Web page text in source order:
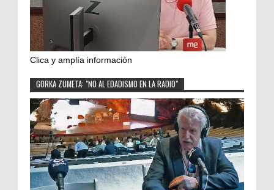
Clica y amplía información
GORKA ZUMETA: "NO AL EDADISMO EN LA RADIO"